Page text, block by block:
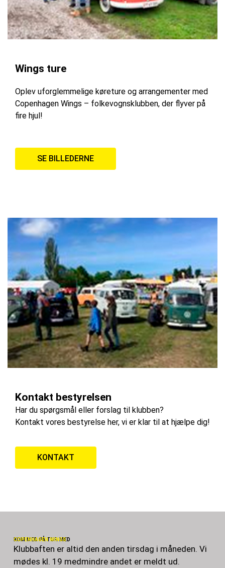
Wings ture
Oplev uforglemmelige køreture og arrangementer med
Copenhagen Wings – folkevognsklubben, der flyver på
fire hjul!
SE BILLEDERNE
Kontakt bestyrelsen
Har du spørgsmål eller forslag til klubben?
Kontakt vores bestyrelse her, vi er klar til at hjælpe dig!
KONTAKT
KOM MED PÅ TUR MED
COPENHAGEN WINGS
Klubbaften er altid den anden tirsdag i måneden. Vi
mødes kl. 19 medmindre andet er meldt ud.